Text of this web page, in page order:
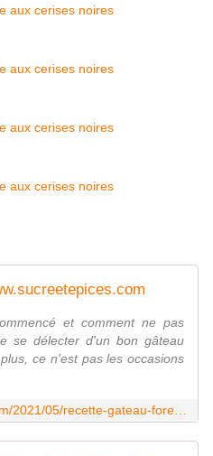
et comment ne pas
se délecter d'un bon gâteau
ce n'est pas les occasions